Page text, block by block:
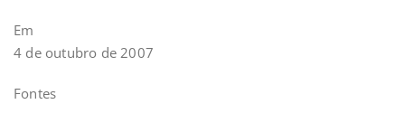
Em
4 de outubro de 2007
Fontes